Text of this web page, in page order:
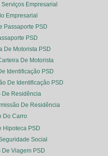
Empresarial
Empresarial
Passaporte PSD
PSD
De Motorista PSD
De Motorista
Identificação PSD
De Identificação PSD
De Residência
De Residência
Do Carro
Hipoteca PSD
Social
De Viagem PSD